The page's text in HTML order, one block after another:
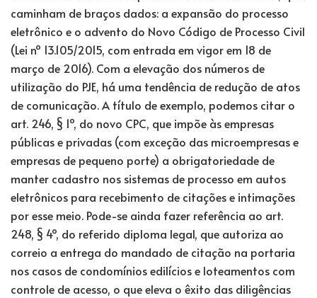
caminham de braços dados: a expansão do processo
eletrônico e o advento do Novo Código de Processo Civil
(Lei nº 13.105/2015, com entrada em vigor em 18 de
março de 2016). Com a elevação dos números de
utilização do PJE, há uma tendência de redução de atos
de comunicação. A título de exemplo, podemos citar o
art. 246, § 1º, do novo CPC, que impõe às empresas
públicas e privadas (com exceção das microempresas e
empresas de pequeno porte) a obrigatoriedade de
manter cadastro nos sistemas de processo em autos
eletrônicos para recebimento de citações e intimações
por esse meio. Pode-se ainda fazer referência ao art.
248, § 4º, do referido diploma legal, que autoriza ao
correio a entrega do mandado de citação na portaria
nos casos de condomínios edilícios e loteamentos com
controle de acesso, o que eleva o êxito das diligências